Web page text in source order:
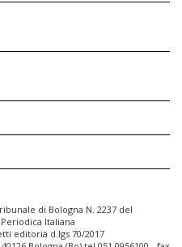
di Bologna N. 2237 del
Periodica Italiana
editoria d.lgs 70/2017